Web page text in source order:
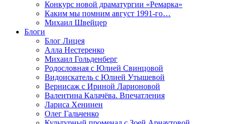
Конкурс новой драматургии «Ремарка»
Каким мы помним август 1991-го…
Михаил Швейцер
Блоги
Блог Лицея
Алла Нестеренко
Михаил Гольденберг
Родословная с Юлией Свинцовой
Видоискатель с Юлией Утышевой
Вернисаж с Ириной Ларионовой
Валентина Калачёва. Впечатления
Лариса Хенинен
Олег Гальченко